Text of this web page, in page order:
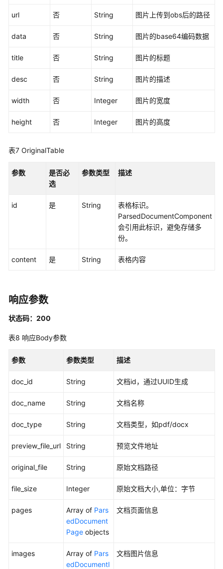
件
容
析
查
文
转
结
果
析
任
obs
url 否 String 图片上传到obs后的路径
data 否 String 图片的base64编码数据
title 否 String 图片的标题
desc 否 String 图片的描述
width 否 Integer 图片的宽度
height 否 Integer 图片的高度
表7 OriginalTable
参数
是否必
选
参数类型 描述
id 是 String
表格标识。
ParsedDocumentComponent
会引用此标识，避免存储多
份。
content 是 String 表格内容
响应参数
状态码：200
表8 响应Body参数
参数 参数类型 描述
doc_id String 文档id，通过UUID生成
doc_name String 文档名称
doc_type String 文档类型，如pdf/docx
preview_file_url String 预览文件地址
original_file String 原始文档路径
file_size Integer 原始文档大小,单位：字节
pages Array of Pars
edDocument
Page objects
文档页面信息
images Array of Pars
edDocumentI
文档图片信息